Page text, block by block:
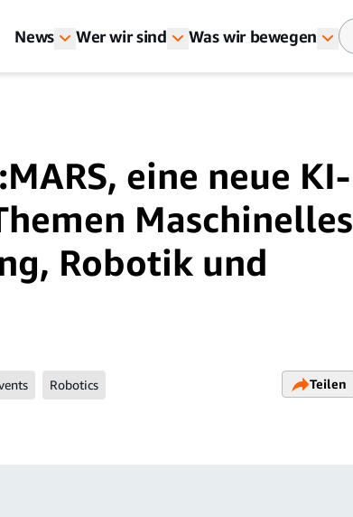
News Wer wir sind Was wir bewegen
eine neue KI-
Maschinelles
Robotik und
Robotics Teilen